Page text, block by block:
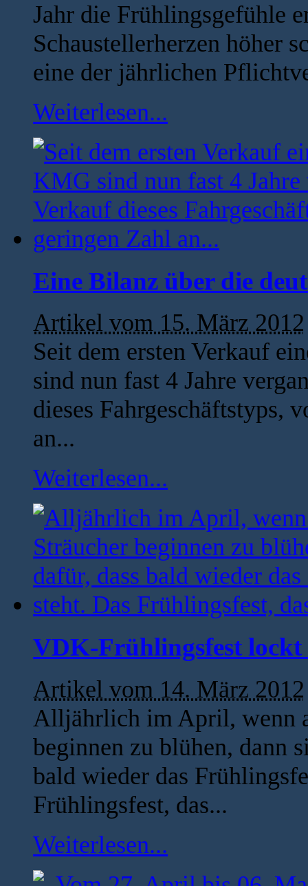
Jahr die Frühlingsgefühle
Schaustellerherzen höher
eine der jährlichen
Weiterlesen...
Eine Bilanz über die
Artikel vom 15. März 2012
Seit dem ersten Verkauf
sind nun fast 4 Jahre
dieses Fahrgeschäftstyps,
an...
Weiterlesen...
VDK-Frühlingsfest lockt
Artikel vom 14. März 2012
Alljährlich im April, wenn
beginnen zu blühen, dann
bald wieder das
Frühlingsfest, das...
Weiterlesen...